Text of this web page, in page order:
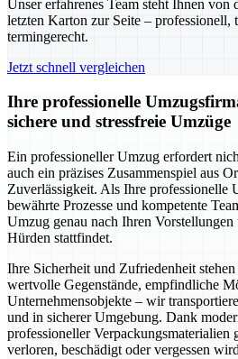
Unser erfahrenes Team steht Ihnen von
letzten Karton zur Seite – professionell,
termingerecht.
Jetzt schnell vergleichen
Ihre professionelle
sichere und stressfreie Umzüge
Ein professioneller Umzug erfordert
auch ein präzises Zusammenspiel aus
Zuverlässigkeit. Als Ihre professionelle
bewährte Prozesse und kompetente
Umzug genau nach Ihren Vorstellungen
Hürden stattfindet.
Ihre Sicherheit und Zufriedenheit
wertvolle Gegenstände, empfindliche
Unternehmensobjekte – wir
und in sicherer Umgebung. Dank
professioneller Verpackungsmaterialien
verloren, beschädigt oder vergessen